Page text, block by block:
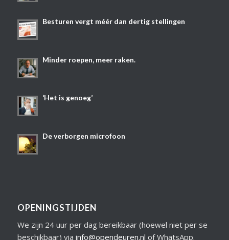
Besturen vergt méér dan dertig stellingen
Minder roepen, meer raken.
‘Het is genoeg’
De verborgen microfoon
OPENINGSTIJDEN
We zijn 24 uur per dag bereikbaar (hoewel niet per se
beschikbaar) via info@opendeuren.nl of WhatsApp.